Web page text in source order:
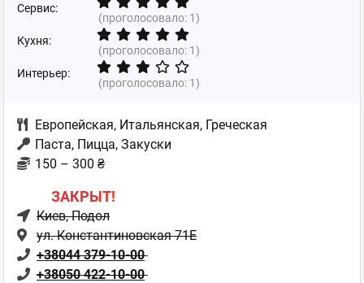
Сервис:
(проголосовало: 1)
Кухня:
(проголосовало: 1)
Интерьер:
(проголосовало: 1)
Европейская, Итальянская, Греческая
Паста, Пицца, Закуски
150 – 300 ₴
ЗАКРЫТ!
Киев, Подол
ул. Константиновская 71Е
+38044 379-10-00
+38050 422-10-00